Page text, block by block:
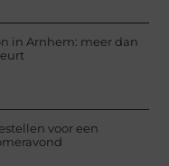
in Arnhem: meer dan
voor een